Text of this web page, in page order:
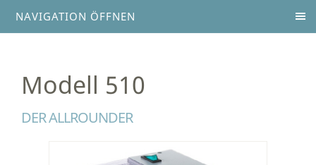
NAVIGATION ÖFFNEN
Modell 510
DER ALLROUNDER